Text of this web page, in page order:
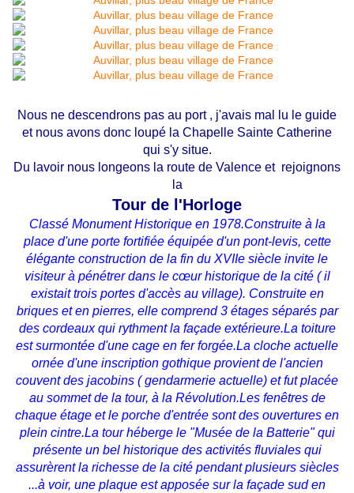
Nous ne descendrons pas au port , j'avais mal lu le guide
et nous avons donc loupé la Chapelle Sainte Catherine
qui s'y situe.
Du lavoir nous longeons la route de Valence et rejoignons
la
Tour de l'Horloge
Classé Monument Historique en 1978.Construite à la
place d'une porte fortifiée équipée d'un pont-levis, cette
élégante construction de la fin du XVIIe siècle invite le
visiteur à pénétrer dans le cœur historique de la cité ( il
existait trois portes d'accès au village). Construiteen
briques et en pierres, elle comprend 3 étages séparés par
des cordeaux qui rythment la façade extérieure.La toiture
est surmontée d'une cage en fer forgée.La cloche actuelle
ornée d'une inscription gothique provient de l'ancien
couvent des jacobins ( gendarmerie actuelle) et fut placée
au sommet de la tour, à la Révolution.Les fenêtres de
chaque étage et le porche d'entrée sont des ouvertures en
plein cintre.La tour héberge le "Musée de la Batterie" qui
présente un bel historique des activités fluviales qui
assurèrent la richesse de la cité pendant plusieurs siècles
...à voir, une plaque est apposée sur la façade sud en